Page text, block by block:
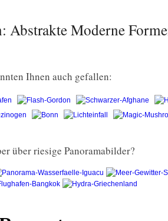
Abstrakte Moderne
Ihnen auch gefallen:
über riesige Panoramabilder?